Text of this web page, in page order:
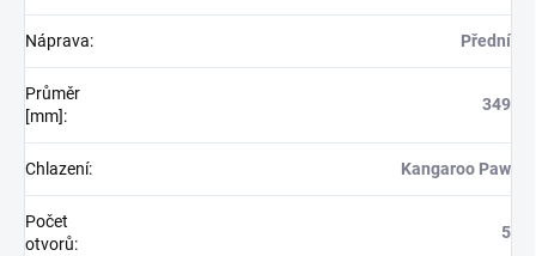
Náprava: Přední
Průměr
[mm]:
349
Chlazení: Kangaroo Paw
Počet
otvorů:
5